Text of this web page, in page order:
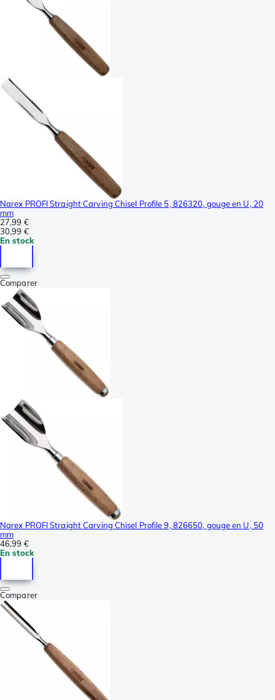
Narex PROFI Straight Carving Chisel Profile 5, 826320, gouge en U, 20
mm
27,99 €
30,99 €
En stock
Comparer
Narex PROFI Straight Carving Chisel Profile 9, 826650, gouge en U, 50
mm
46,99 €
En stock
Comparer